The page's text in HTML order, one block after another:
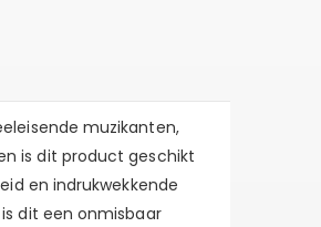
muzikanten,
is dit product geschikt
en indrukwekkende
dit een onmisbaar